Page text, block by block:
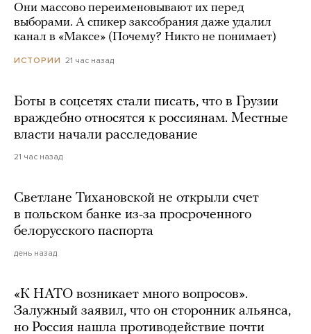
Они массово переименовывают их перед
выборами. А спикер заксобрания даже удалил
канал в «Максе» (Почему? Никто не понимает)
ИСТОРИИ 21 час назад
Боты в соцсетях стали писать, что в Грузии
враждебно относятся к россиянам. Местные
власти начали расследование
21 час назад
Светлане Тихановской не открыли счет
в польском банке из-за просроченного
белорусского паспорта
день назад
«К НАТО возникает много вопросов».
Залужный заявил, что он сторонник альянса,
но Россия нашла противодействие почти